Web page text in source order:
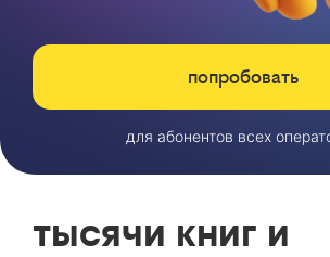
попробовать
для абонентов всех
тысячи книг и